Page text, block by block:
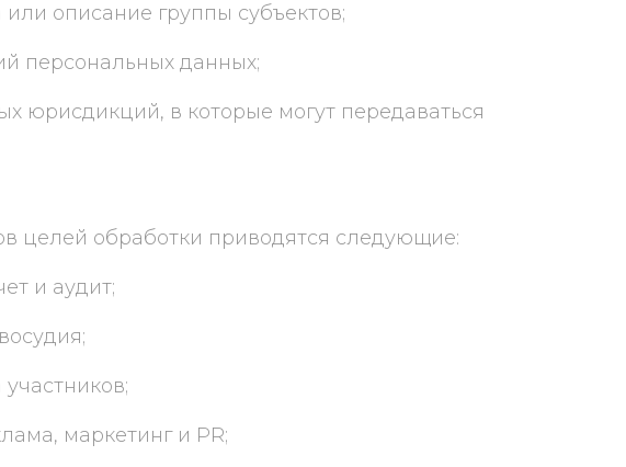
или описание группы субъектов;
персональных данных;
юрисдикций, в которые могут передаваться
целей обработки приводятся следующие:
и аудит;
маркетинг и PR;